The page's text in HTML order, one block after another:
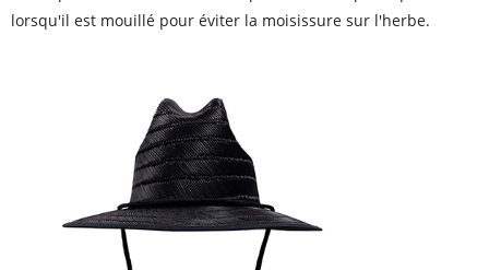
lorsqu'il est mouillé pour éviter la moisissure sur l'herbe.